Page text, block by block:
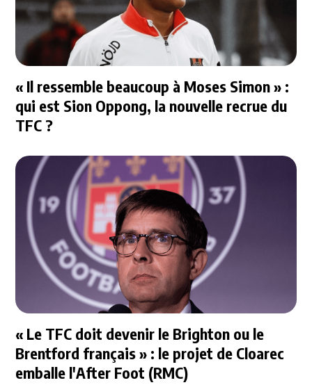
« Il ressemble beaucoup à Moses Simon » :
qui est Sion Oppong, la nouvelle recrue du
TFC ?
« Le TFC doit devenir le Brighton ou le
Brentford français » : le projet de Cloarec
emballe l'After Foot (RMC)